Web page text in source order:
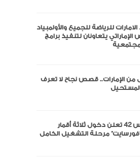
الامارات للرياضة للجميع والأولمبياد
الإماراتي يتعاونان لتنفيذ برامج
من الإمارات.. قصص نجاح لا تعرف
سبيس 42 تعلن دخول ثلاثة أقمار